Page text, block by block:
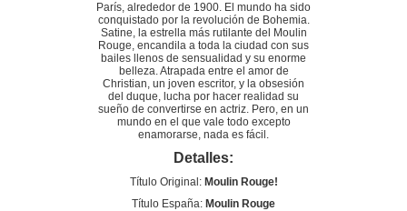
París, alrededor de 1900. El mundo ha sido
conquistado por la revolución de Bohemia.
Satine, la estrella más rutilante del Moulin
Rouge, encandila a toda la ciudad con sus
bailes llenos de sensualidad y su enorme
belleza. Atrapada entre el amor de
Christian, un joven escritor, y la obsesión
del duque, lucha por hacer realidad su
sueño de convertirse en actriz. Pero, en un
mundo en el que vale todo excepto
enamorarse, nada es fácil.
Detalles:
Título Original: Moulin Rouge!
Título España: Moulin Rouge